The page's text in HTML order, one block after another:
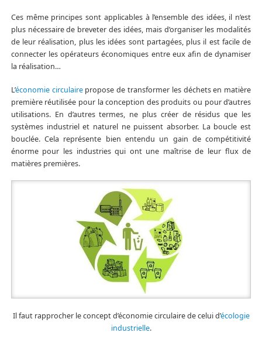
Ces même principes sont applicables à l’ensemble des idées, il n’est
plus nécessaire de breveter des idées, mais d’organiser les modalités
de leur réalisation, plus les idées sont partagées, plus il est facile de
connecter les opérateurs économiques entre eux afin de dynamiser
la réalisation…
L’économie circulairepropose de transformer les déchets en matière
première réutilisée pour la conception des produits ou pour d’autres
utilisations. En d’autres termes, ne plus créer de résidus que les
systèmes industriel et naturel ne puissent absorber. La boucle est
bouclée. Cela représente bien entendu un gain de compétitivité
énorme pour les industries qui ont une maîtrise de leur flux de
matières premières.
Il faut rapprocher le concept d’économie circulaire de celui d’écologie
industrielle.